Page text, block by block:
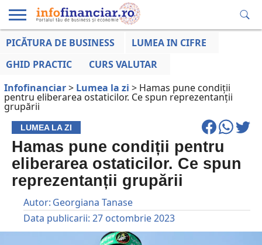
EDUCAȚIE
LA ZI
AFACERILOR
PICĂTURA DE BUSINESS
LUMEA IN CIFRE
GHID PRACTIC
CURS VALUTAR
Infofinanciar> Lumea la zi > Hamas pune condiții
pentru eliberarea ostaticilor. Ce spun reprezentanții
grupării
LUMEA LA ZI
Hamas pune condiții pentru
eliberarea ostaticilor. Ce spun
reprezentanții grupării
Autor: Georgiana Tanase
Data publicarii: 27 octombrie 2023